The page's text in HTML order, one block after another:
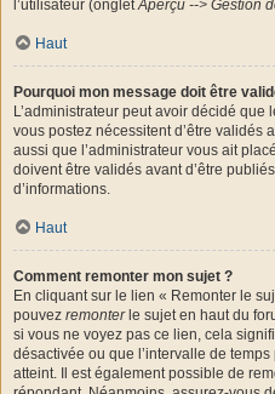
l’utilisateur (ongletAperçu --> Gestion
Haut
Pourquoi mon message doit être
L’administrateur peut avoir décidé
vous postez nécessitent d’être validés
aussi que l’administrateur vous ait
doivent être validés avant d’être
d’informations.
Haut
Comment remonter mon sujet ?
En cliquant sur le lien « Remonter le
pouvez remonterle sujet en haut du
si vous ne voyez pas ce lien, cela
désactivée ou que l’intervalle de
atteint. Il est également possible de